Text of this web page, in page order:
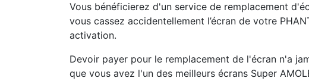
Vous bénéficierez d'un service de remplacement
vous cassez accidentellement l’écran de votre
activation.
Devoir payer pour le remplacement de l'écran n'a
que vous avez l'un des meilleurs écrans Super